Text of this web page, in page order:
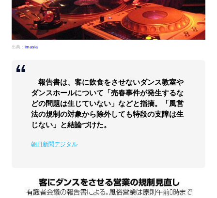
出典： imasia
報告書は、客に飲食をさせないダンス教室や
ダンスホールについて「売春事件が発生するな
どの問題は生じていない」などと指摘。「風営
法の規制の対象から除外しても特段の支障は生
じない」と結論づけた。
朝日新聞デジタル